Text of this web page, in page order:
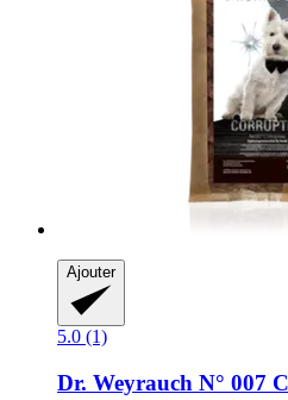
Ajouter
5.0 (1)
Dr. Weyrauch N° 007